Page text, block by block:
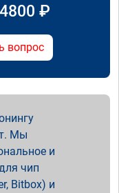
₽
вопрос
Мы
и
чип
Bitbox) и